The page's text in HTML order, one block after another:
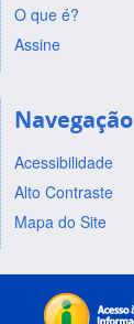
O que é?
Assine
Navegação
Acessibilidade
Alto Contraste
Mapa do Site